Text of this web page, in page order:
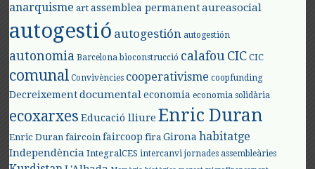
anarquisme art assemblea permanent aureasocial
autogestió autogestión autogestión
autonomia Barcelona bioconstrucció calafouCIC CIC
comunal Convivències cooperativisme coopfunding
Decreixement documental economia economia solidària
ecoxarxes Educació lliure Enric Duran
Enric Duran faircoin faircoop fira Girona habitatge
Independència IntegralCES intercanvi jornades assembleàries